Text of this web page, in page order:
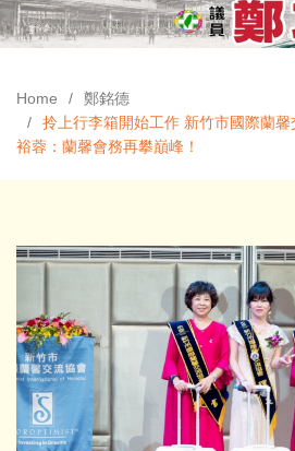
Home
鄭銘德
拎上行李箱開始工作 新竹市國際蘭
裕蓉：蘭馨會務再攀巔峰！